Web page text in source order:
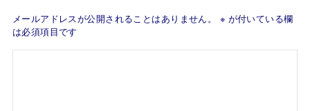
メールアドレスが公開されることはありません。 ※ が付いている欄
は必須項目です